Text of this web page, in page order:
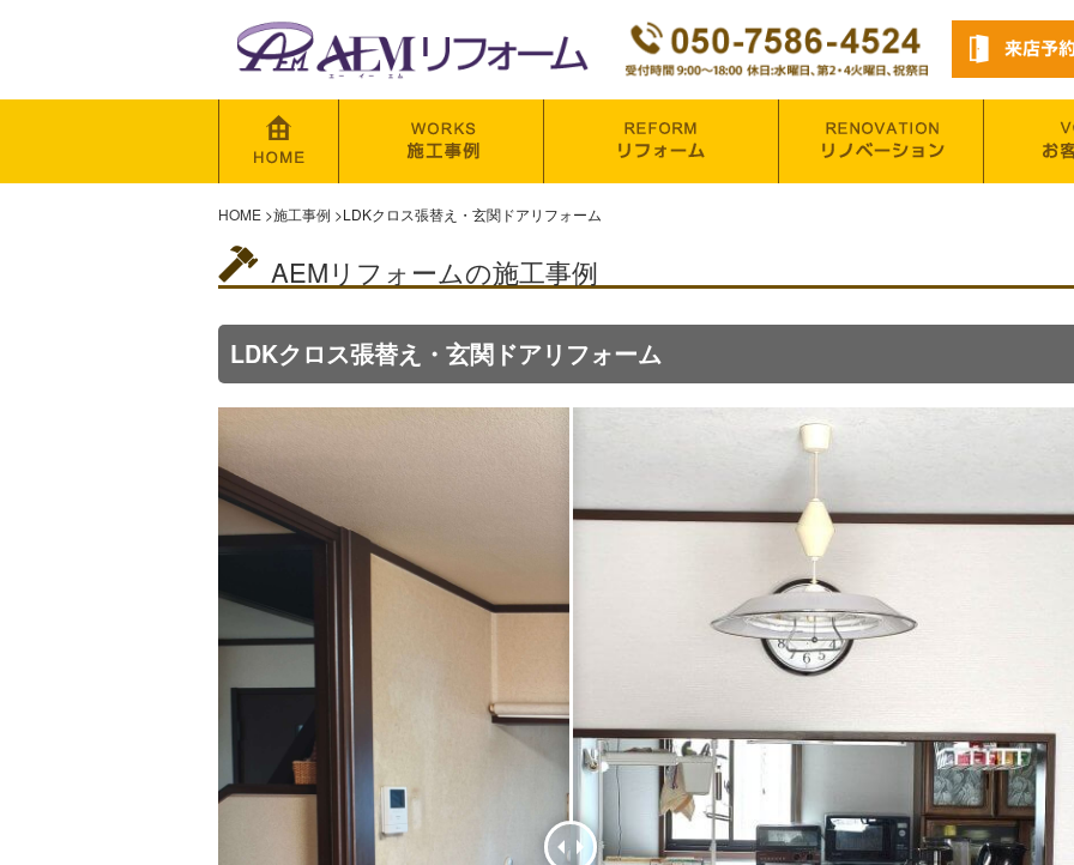
HOME >施工事例 >LDKクロス張替え・玄関ドアリフォーム
AEMリフォームの施工事例
LDKクロス張替え・玄関ドアリフォーム